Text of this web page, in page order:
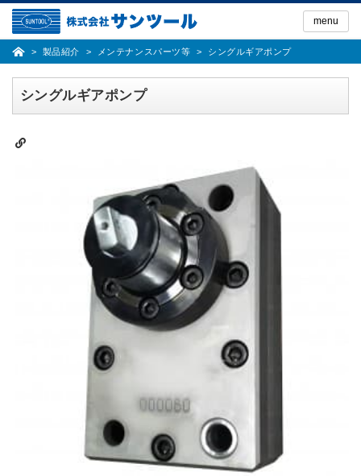
Skip
the
content
menu
製品紹介 メンテナンスパーツ等 シングルギアポンプ
シングルギアポンプ